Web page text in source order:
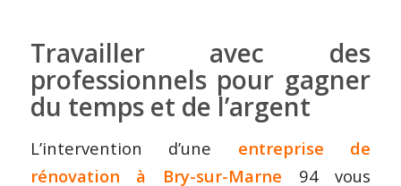
Travailler avec des
professionnels pour gagner
du temps et de l’argent
L’intervention d’une entreprise de
rénovation à Bry-sur-Marne 94 vous